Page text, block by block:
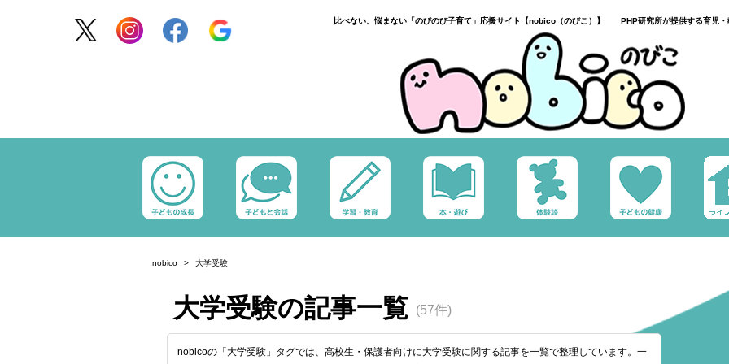
比べない、悩まない「のびのび子育て」応援サイト【nobico（のびこ）】 PHP研究所が提供する育児・
nobico 大学受験
大学受験の記事一覧 (57件)
nobicoの「大学受験」タグでは、高校生・保護者向けに大学受験に関する記事を一覧で整理しています。一